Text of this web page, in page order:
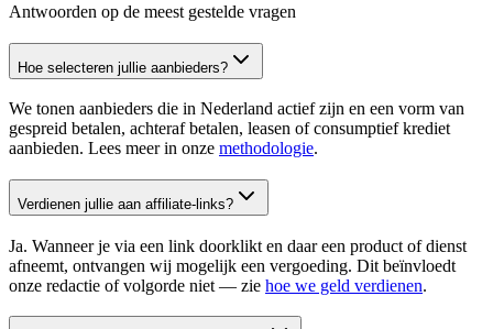
Antwoorden op de meest gestelde vragen
Hoe selecteren jullie aanbieders?
We tonen aanbieders die in Nederland actief zijn en een vorm van
gespreid betalen, achteraf betalen, leasen of consumptief krediet
aanbieden. Lees meer in onze methodologie.
Verdienen jullie aan affiliate-links?
Ja. Wanneer je via een link doorklikt en daar een product of dienst
afneemt, ontvangen wij mogelijk een vergoeding. Dit beïnvloedt
onze redactie of volgorde niet — zie hoe we geld verdienen.